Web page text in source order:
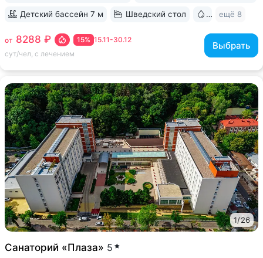
15.11-30.12
15%
от 8288 ₽
сут/чел, с лечением
Выбрать
Детский бассейн 7 м Шведский стол Бювет
ещё 8
1/26
Санаторий «Плаза» 5